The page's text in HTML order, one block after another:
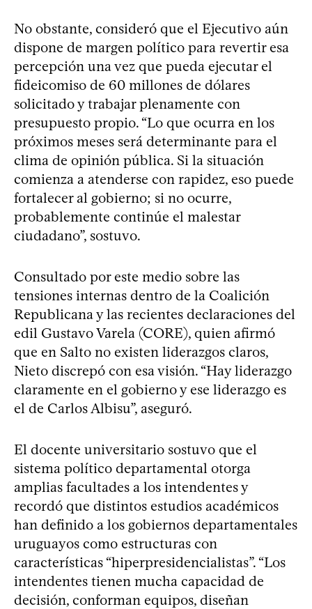
No obstante, consideró que el Ejecutivo aún
dispone de margen político para revertir esa
percepción una vez que pueda ejecutar el
fideicomiso de 60 millones de dólares
solicitado y trabajar plenamente con
presupuesto propio. “Lo que ocurra en los
próximos meses será determinante para el
clima de opinión pública. Si la situación
comienza a atenderse con rapidez, eso puede
fortalecer al gobierno; si no ocurre,
probablemente continúe el malestar
ciudadano”, sostuvo.
Consultado por este medio sobre las
tensiones internas dentro de la Coalición
Republicana y las recientes declaraciones del
edil Gustavo Varela (CORE), quien afirmó
que en Salto no existen liderazgos claros,
Nieto discrepó con esa visión. “Hay liderazgo
claramente en el gobierno y ese liderazgo es
el de Carlos Albisu”, aseguró.
El docente universitario sostuvo que el
sistema político departamental otorga
amplias facultades a los intendentes y
recordó que distintos estudios académicos
han definido a los gobiernos departamentales
uruguayos como estructuras con
características “hiperpresidencialistas”. “Los
intendentes tienen mucha capacidad de
decisión, conforman equipos, diseñan